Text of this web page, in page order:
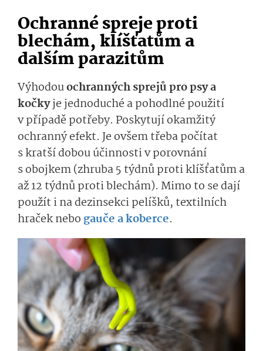
Ochranné spreje proti
blechám, klíšťatům a
dalším parazitům
Výhodouochranných sprejů pro psy a
kočkyje jednoduché a pohodlné použití
v případě potřeby. Poskytují okamžitý
ochranný efekt. Je ovšem třeba počítat
s kratší dobou účinnosti v porovnání
s obojkem (zhruba 5 týdnů proti klíšťatům a
až 12 týdnů proti blechám). Mimo to se dají
použít i na dezinsekci pelíšků, textilních
hraček nebo gauče a koberce.